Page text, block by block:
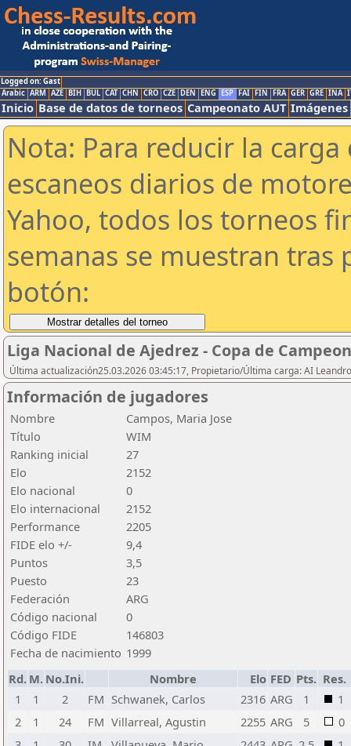
Logged on: Gast
Arabic ARM AZE BIH BUL CAT CHN CRO CZE DEN ENG ESP FAI FIN FRA GER GRE INA
Inicio Base de datos de torneos Campeonato AUT Imágenes
Nota: Para reducir la
escaneos diarios de
Yahoo, todos los torneos
semanas se muestran tras
botón:
Liga Nacional de Ajedrez - Copa de
Última actualización25.03.2026 03:45:17, Propietario/Última carga: AI
Información de jugadores
Nombre
Campos, Maria Jose
Título
WIM
Ranking inicial
27
Elo
2152
Elo nacional
0
Elo internacional
2152
Performance
2205
FIDE elo +/-
9,4
Puntos
3,5
Puesto
23
Federación
ARG
Código nacional
0
Código FIDE
146803
Fecha de nacimiento 1999
Rd. M. No.Ini. Nombre Elo FED Pts. Res.
1
1 2 FM Schwanek, Carlos 2316 ARG 1
1
2
1 24 FM Villarreal, Agustin 2255 ARG 5
0